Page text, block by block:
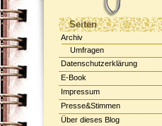
Seiten
Archiv
Umfragen
Datenschutzerklärung
E-Book
Impressum
Presse&Stimmen
Über dieses Blog